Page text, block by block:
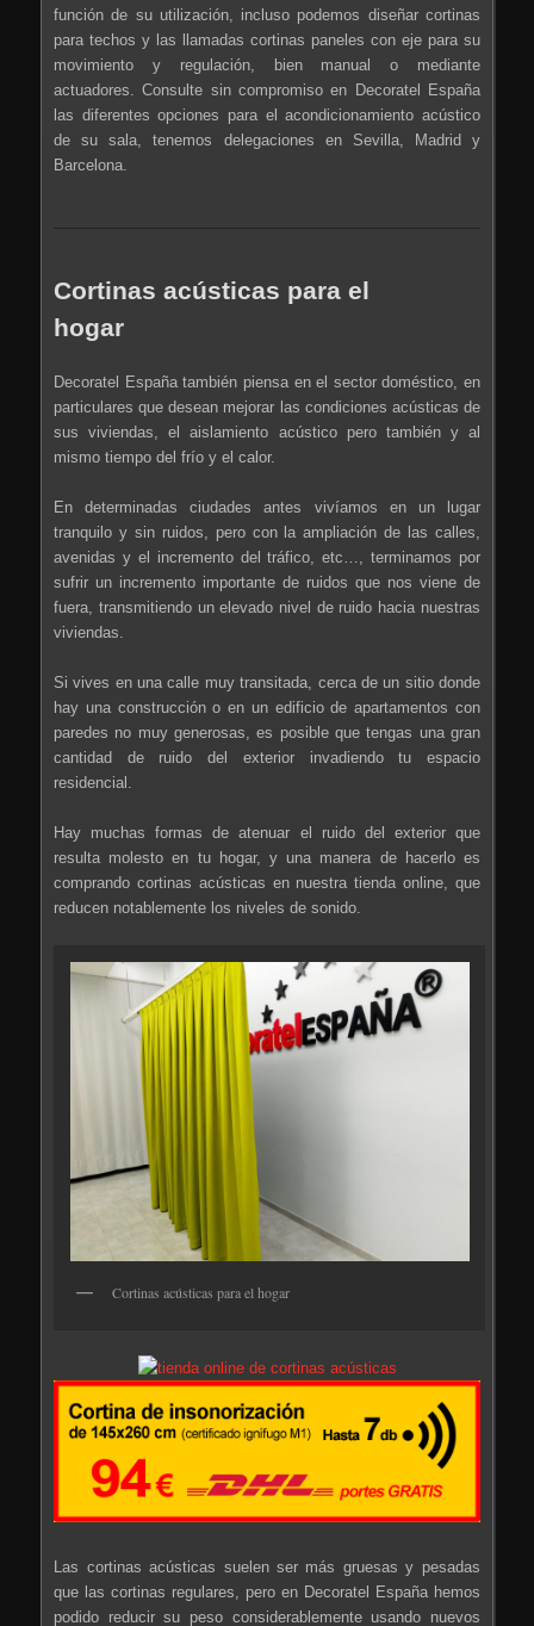
función de su utilización, incluso podemos diseñar cortinas
para techos y las llamadas cortinas paneles con eje para su
movimiento y regulación, bien manual o mediante
actuadores. Consulte sin compromiso en Decoratel España
las diferentes opciones para el acondicionamiento acústico
de su sala, tenemos delegaciones en Sevilla, Madrid y
Barcelona.
Cortinas acústicas para el
hogar
Decoratel España también piensa en el sector doméstico, en
particulares que desean mejorar las condiciones acústicas de
sus viviendas, el aislamiento acústico pero también y al
mismo tiempo del frío y el calor.
En determinadas ciudades antes vivíamos en un lugar
tranquilo y sin ruidos, pero con la ampliación de las calles,
avenidas y el incremento del tráfico, etc…, terminamos por
sufrir un incremento importante de ruidos que nos viene de
fuera, transmitiendo un elevado nivel de ruido hacia nuestras
viviendas.
Si vives en una calle muy transitada, cerca de un sitio donde
hay una construcción o en un edificio de apartamentos con
paredes no muy generosas, es posible que tengas una gran
cantidad de ruido del exterior invadiendo tu espacio
residencial.
Hay muchas formas de atenuar el ruido del exterior que
resulta molesto en tu hogar, y una manera de hacerlo es
comprando cortinas acústicas en nuestra tienda online, que
reducen notablemente los niveles de sonido.
Cortinas acústicas para el hogar
Las cortinas acústicas suelen ser más gruesas y pesadas
que las cortinas regulares, pero en Decoratel España hemos
podido reducir su peso considerablemente usando nuevos